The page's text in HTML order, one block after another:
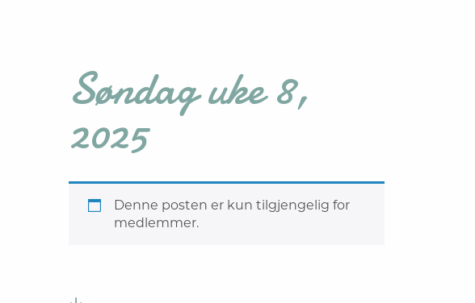
Søndag uke 8,
2025
Denne posten er kun tilgjengelig for
medlemmer.